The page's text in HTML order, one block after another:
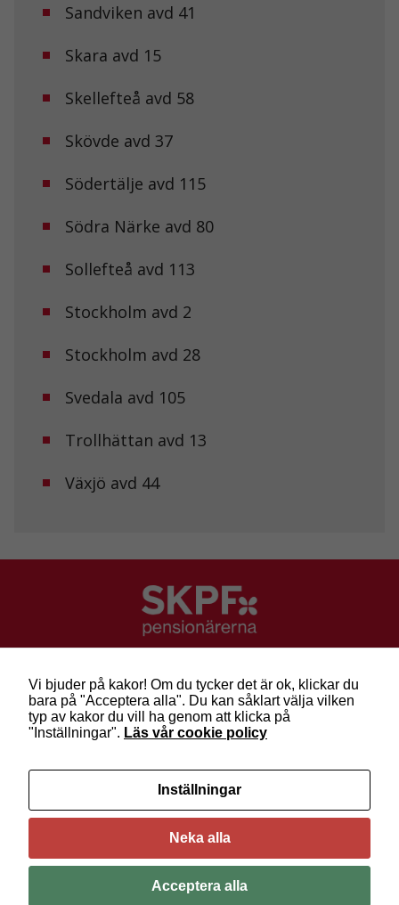
Sandviken avd 41
Skara avd 15
Skellefteå avd 58
Skövde avd 37
Södertälje avd 115
Södra Närke avd 80
Sollefteå avd 113
Stockholm avd 2
Stockholm avd 28
Svedala avd 105
Trollhättan avd 13
Växjö avd 44
Besök: Sveavägen 68
Post: Box 3619, 103 59 Stockholm
Telefon: 010-222 81 00
E-post:info@skpf.se
SKPF Pensionärerna är en organisation för
pensionärer i alla åldrar. Vi försvarar välfärden och
kräver pensioner som går att leva på –kom med
oss i dag!
Följ oss på Facebook
Vi bjuder på kakor! Om du tycker det är ok, klickar du
bara på "Acceptera alla". Du kan såklart välja vilken
typ av kakor du vill ha genom att klicka på
"Inställningar". Läs vår cookie policy
Inställningar
Neka alla
Acceptera alla